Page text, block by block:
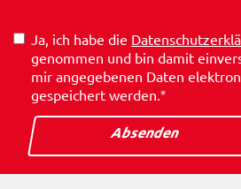
Ja, ich habe die
genommen und bin damit
mir angegebenen Daten
gespeichert werden.*